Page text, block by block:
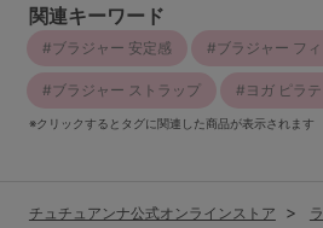
関連キーワード
ブラジャー 安定感 ブラジャー フ
ブラジャー ストラップ ヨガ ピラ
※クリックするとタグに関連した商品が表示されます
チュチュアンナ公式オンラインストア